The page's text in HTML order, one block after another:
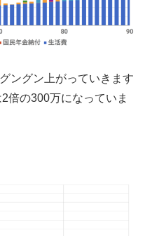
ングン上がっていきます
倍の300万になっていま